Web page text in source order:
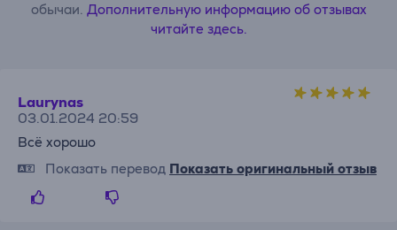
обычаи. Дополнительную информацию об отзывах
читайте здесь.
Laurynas
03.01.2024 20:59
Всё хорошо
Показать перевод Показать оригинальный отзыв